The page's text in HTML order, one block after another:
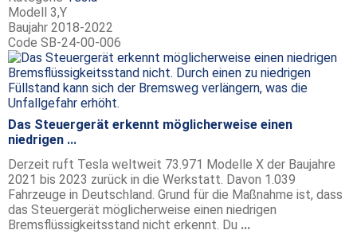
Modell 3,Y
Baujahr 2018-2022
Code SB-24-00-006
Das Steuergerät erkennt möglicherweise einen
niedrigen ...
Derzeit ruft Tesla weltweit 73.971 Modelle X der Baujahre
2021 bis 2023 zurück in die Werkstatt. Davon 1.039
Fahrzeuge in Deutschland. Grund für die Maßnahme ist, dass
das Steuergerät möglicherweise einen niedrigen
Bremsflüssigkeitsstand nicht erkennt. Du ...